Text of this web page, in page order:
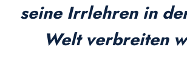
seine Irrlehren in
Welt verbreiten